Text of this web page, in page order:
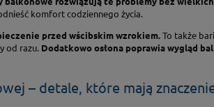
komfort codziennego życia.
przed wścibskim wzrokiem.To także
od razu. Dodatkowo osłona poprawia wygląd
– detale, które mają